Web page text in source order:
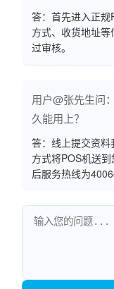
答：首先进入正
方式、收货地址
过审核。
用户@张先生问
久能用上？
答：线上提交资
方式将POS机送
后服务热线为